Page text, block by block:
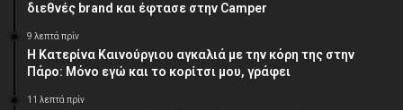
διεθνές brand και έφτασε στην Camper
9 λεπτά πρίν
Η Κατερίνα Καινούργιου αγκαλιά με την κόρη της στην
Πάρο: Μόνο εγώ και το κορίτσι μου, γράφει
11 λεπτά πρίν